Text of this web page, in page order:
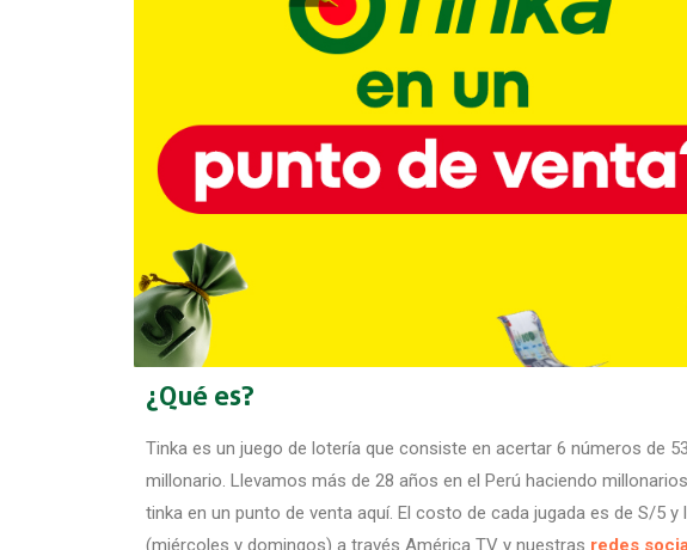
¿Qué es?
Tinka es un juego de lotería que consiste en acertar 6 números de
millonario. Llevamos más de 28 años en el Perú haciendo
tinka en un punto de venta aquí. El costo de cada jugada es de S/5
(miércoles y domingos) a través América TV y nuestras redes